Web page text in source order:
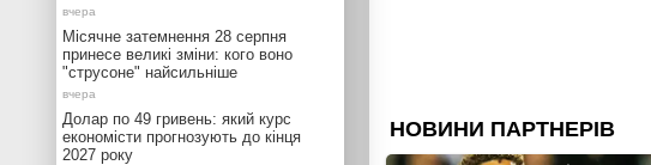
Місячне затемнення 28 серпня
принесе великі зміни: кого воно
"струсоне" найсильніше
Долар по 49 гривень: який курс
економісти прогнозують до кінця
2027 року